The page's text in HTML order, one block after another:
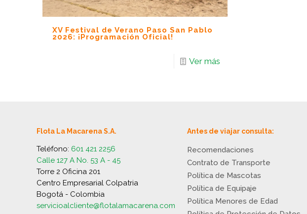
XV Festival de Verano Paso San Pablo
2026: ¡Programación Oficial!
Ver más
Flota La Macarena S.A.
Teléfono: 601 421 2256
Calle 127 A No. 53 A - 45
Torre 2 Oficina 201
Centro Empresarial Colpatria
Bogotá - Colombia
servicioalcliente@flotalamacarena.com
Antes de viajar consulta:
Recomendaciones
Contrato de Transporte
Política de Mascotas
Política de Equipaje
Política Menores de Edad